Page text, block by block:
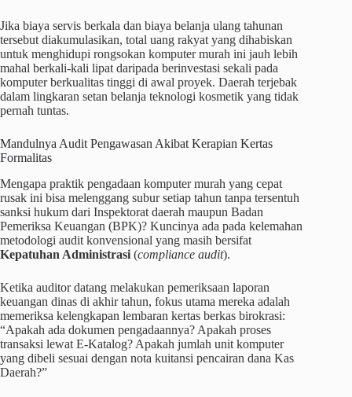
Jika biaya servis berkala dan biaya belanja ulang tahunan
tersebut diakumulasikan, total uang rakyat yang dihabiskan
untuk menghidupi rongsokan komputer murah ini jauh lebih
mahal berkali-kali lipat daripada berinvestasi sekali pada
komputer berkualitas tinggi di awal proyek. Daerah terjebak
dalam lingkaran setan belanja teknologi kosmetik yang tidak
pernah tuntas.
Mandulnya Audit Pengawasan Akibat Kerapian Kertas
Formalitas
Mengapa praktik pengadaan komputer murah yang cepat
rusak ini bisa melenggang subur setiap tahun tanpa tersentuh
sanksi hukum dari Inspektorat daerah maupun Badan
Pemeriksa Keuangan (BPK)? Kuncinya ada pada kelemahan
metodologi audit konvensional yang masih bersifat
Kepatuhan Administrasi (compliance audit).
Ketika auditor datang melakukan pemeriksaan laporan
keuangan dinas di akhir tahun, fokus utama mereka adalah
memeriksa kelengkapan lembaran kertas berkas birokrasi:
“Apakah ada dokumen pengadaannya? Apakah proses
transaksi lewat E-Katalog? Apakah jumlah unit komputer
yang dibeli sesuai dengan nota kuitansi pencairan dana Kas
Daerah?”